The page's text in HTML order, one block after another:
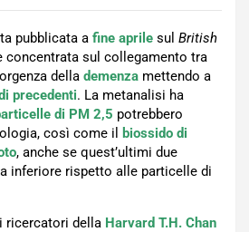
pubblicata a fine aprile sul British
concentrata sul collegamento tra
della demenza mettendo a
precedenti. La metanalisi ha
di PM 2,5 potrebbero
così come il
biossido di
, anche se quest’ultimi due
inferiore rispetto alle particelle di
ricercatori della Harvard T.H. Chan